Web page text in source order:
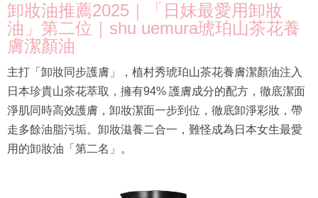
卸妝油推薦2025｜「日妹最愛用卸妝
油」第二位｜shu uemura琥珀山茶花養
膚潔顏油
主打「卸妝同步護膚」，植村秀琥珀山茶花養膚潔顏油注入
日本珍貴山茶花萃取，擁有94% 護膚成分的配方，徹底潔面
淨肌同時高效護膚，卸妝潔面一步到位，徹底卸淨彩妝，帶
走多餘油脂污垢。卸妝滋養二合一，難怪成為日本女生最愛
用的卸妝油「第二名」。